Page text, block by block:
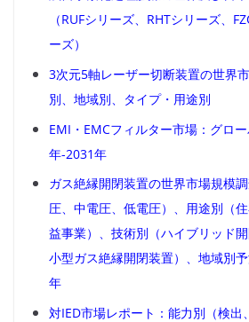
（RUFシリーズ、RHTシリーズ、
ーズ）
3次元5軸レーザー切断装置の世界
別、地域別、タイプ・用途別
EMI・EMCフィルター市場：グロ
年-2031年
ガス絶縁開閉装置の世界市場規模
圧、中電圧、低電圧）、用途別（
益事業）、技術別（ハイブリッド開
小型ガス絶縁開閉装置）、地域別
年
対IED市場レポート：能力別（検出